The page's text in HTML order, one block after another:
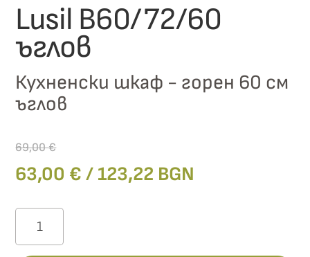
Lusil B60/72/60
ъглов
Кухненски шкаф - горен 60 см
ъглов
69,00€
Original
was:
69,00 €.
63,00 € / 123,22 BGN
количество
за